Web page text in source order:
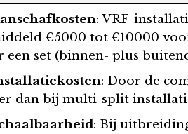
: VRF-
€5000 tot €10000
een set (binnen- plus
: Door de
dan bij multi-split
: Bij